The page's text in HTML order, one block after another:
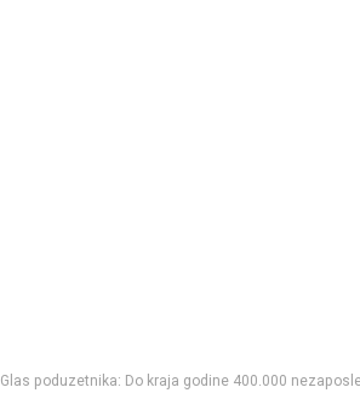
Glas poduzetnika: Do kraja godine 400.000